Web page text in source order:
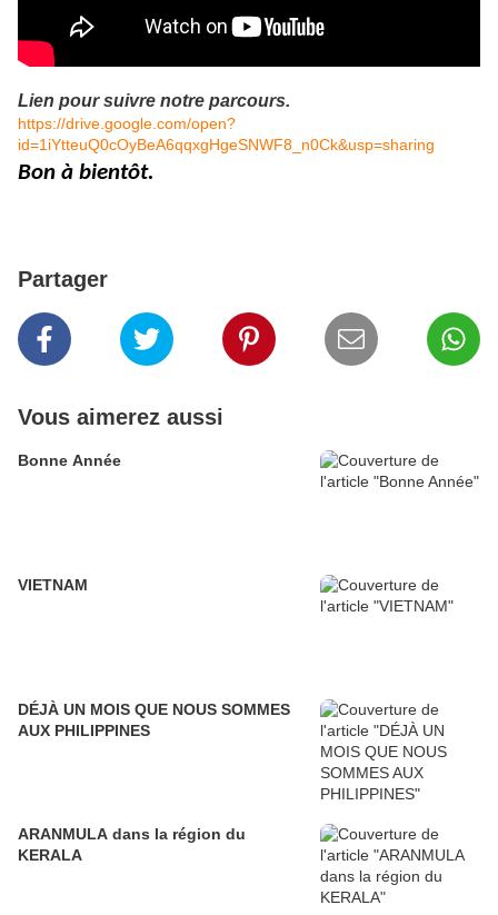
Lien pour suivre notre parcours.
https://drive.google.com/open?
id=1iYtteuQ0cOyBeA6qqxgHgeSNWF8_n0Ck&usp=sharing
Bon à bientôt.
Partager
Vous aimerez aussi
Bonne Année
VIETNAM
DÉJÀ UN MOIS QUE NOUS SOMMES
AUX PHILIPPINES
ARANMULA dans la région du
KERALA